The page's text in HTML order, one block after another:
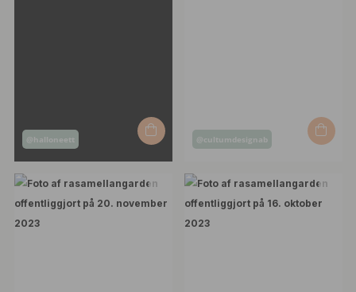
Opslag
offentliggjort
af
@halloneett
Opslag
af
@cultumdesignab